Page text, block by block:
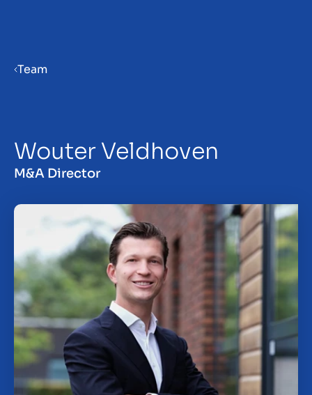
Bedrijf verkopen
Investeren
Insights
Over ons
Contact
NL
Team
Wouter Veldhoven
M&A Director